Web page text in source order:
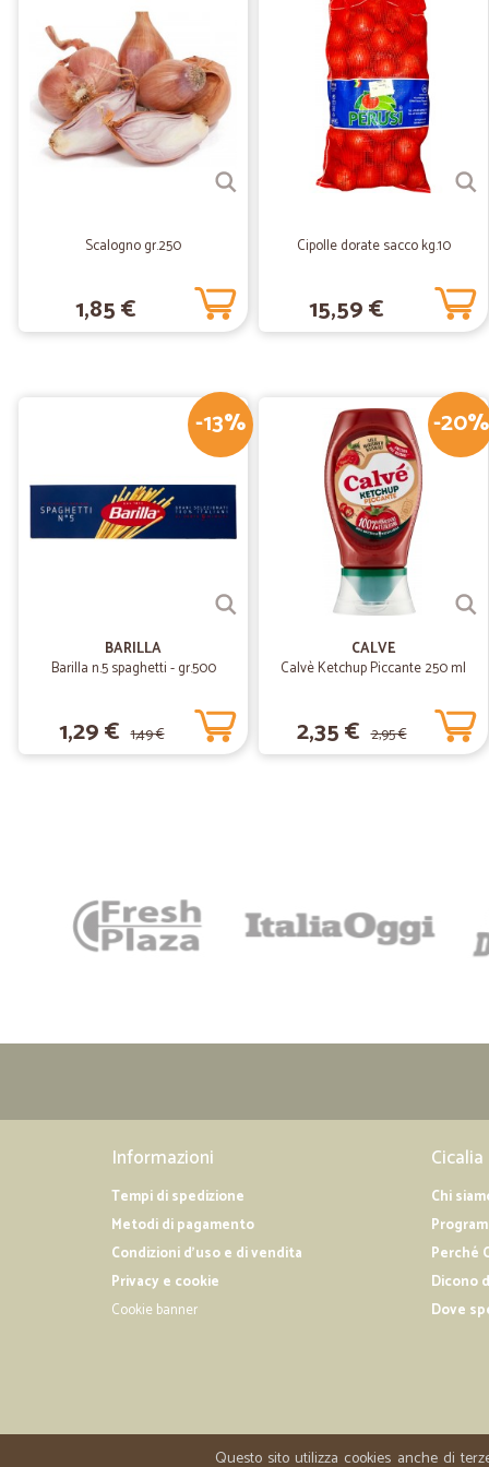
Scalogno gr.250
1,85 €
Cipolle dorate sacco kg.10
15,59 €
-13%
BARILLA
Barilla n.5 spaghetti - gr.500
1,29 € 1,49 €
-20%
CALVE
Calvè Ketchup Piccante 250 ml
2,35 € 2,95 €
Informazioni
Tempi di spedizione
Metodi di pagamento
Condizioni d'uso e di vendita
Privacy e cookie
Cookie banner
Cicalia
Chi
Perché
Dicono
Dove
Questo sito utilizza cookies anche di